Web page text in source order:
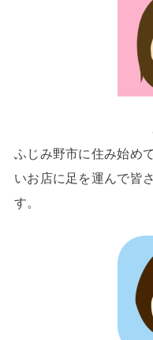
ふじみ野市に住み始め
いお店に足を運んで皆
す。